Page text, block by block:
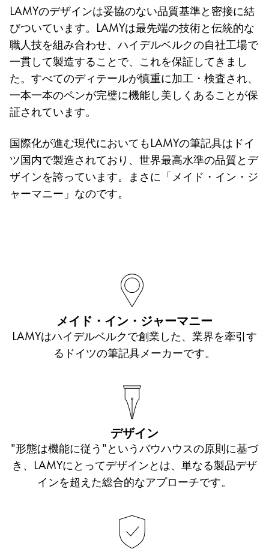
LAMYのデザインは妥協のない品質基準と密接に結
びついています。LAMYは最先端の技術と伝統的な
職人技を組み合わせ、ハイデルベルクの自社工場で
一貫して製造することで、これを保証してきまし
た。すべてのディテールが慎重に加工・検査され、
一本一本のペンが完璧に機能し美しくあることが保
証されています。
国際化が進む現代においてもLAMYの筆記具はドイ
ツ国内で製造されており、世界最高水準の品質とデ
ザインを誇っています。まさに「メイド・イン・ジ
ャーマニー」なのです。
メイド・イン・ジャーマニー
LAMYはハイデルベルクで創業した、業界を牽引す
るドイツの筆記具メーカーです。
デザイン
"形態は機能に従う"というバウハウスの原則に基づ
き、LAMYにとってデザインとは、単なる製品デザ
インを超えた総合的なアプローチです。